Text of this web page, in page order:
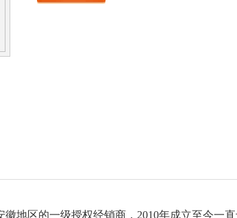
徽地区的一级授权经销商， 2010年成立至今一